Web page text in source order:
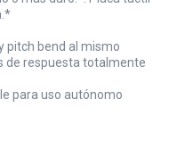
pitch bend al mismo
de respuesta totalmente
para uso autónomo